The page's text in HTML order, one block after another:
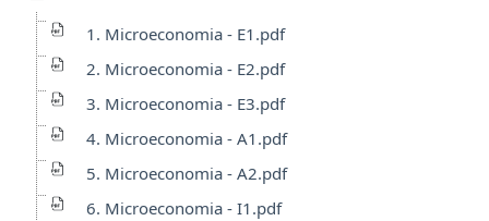
1. Microeconomia - E1.pdf
2. Microeconomia - E2.pdf
3. Microeconomia - E3.pdf
4. Microeconomia - A1.pdf
5. Microeconomia - A2.pdf
6. Microeconomia - I1.pdf